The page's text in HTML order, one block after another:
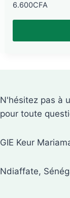
6.600CFA
N'hésitez pas à
pour toute
GIE Keur
Ndiaffate,